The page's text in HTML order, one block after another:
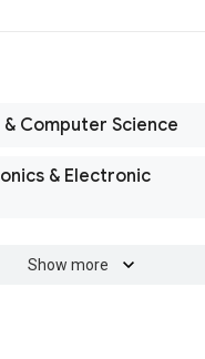
Computer Science
& Electronic
Show more